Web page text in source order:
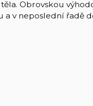
Obrovskou
a v neposlední řadě